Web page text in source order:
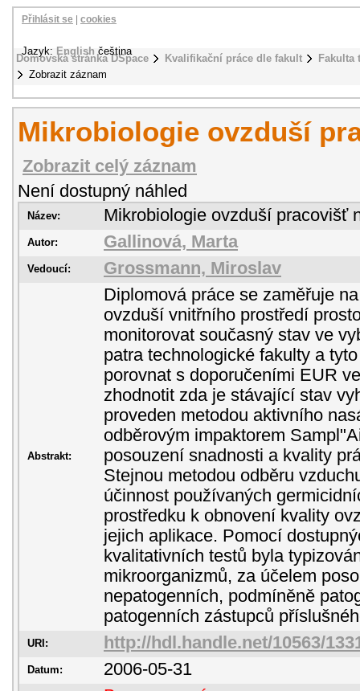
Domovská stránka DSpace Kvalifikační práce dle fakult
Fakulta
Zobrazit záznam
Přihlásit se cookies
Jazyk: English čeština
Mikrobiologie ovzduší
Zobrazit celý záznam
Není dostupný náhled
Název: Mikrobiologie ovzduší pracovišť
Autor: Gallinová, Marta
Vedoucí: Grossmann, Miroslav
Abstrakt:
Diplomová práce se zaměřuje
ovzduší vnitřního prostředí
monitorovat současný stav ve
patra technologické fakulty a
porovnat s doporučeními EUR
zhodnotit zda je stávající stav
proveden metodou aktivního
odběrovým impaktorem
posouzení snadnosti a kvality
Stejnou metodou odběru
účinnost používaných
prostředku k obnovení kvality
jejich aplikace. Pomocí
kvalitativních testů byla
mikroorganizmů, za účelem
nepatogenních, podmíněně
patogenních zástupců
URI: http://hdl.handle.net/10563/
Datum: 2006-05-31